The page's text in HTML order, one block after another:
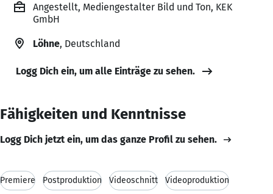
Angestellt, Mediengestalter Bild und Ton, KEK
GmbH
Löhne, Deutschland
Logg Dich ein, um alle Einträge zu sehen.
Fähigkeiten und Kenntnisse
Logg Dich jetzt ein, um das ganze Profil zu sehen.
Premiere Postproduktion Videoschnitt Videoproduktion